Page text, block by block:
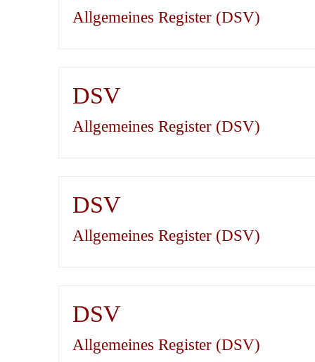
Allgemeines Register (DSV)
DSV
Allgemeines Register (DSV)
DSV
Allgemeines Register (DSV)
DSV
Allgemeines Register (DSV)